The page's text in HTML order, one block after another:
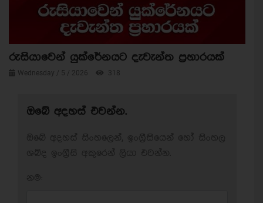
රුසියාවෙන් යුක්රේනයට දැවැන්ත ප්‍රහාරයක්
Wednesday / 5 / 2026 318
ඔබේ අදහස් එවන්න.